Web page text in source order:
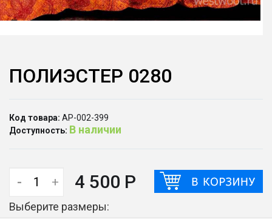
ПОЛИЭСТЕР 0280
Код товара: АР-002-399
Доступность: В наличии
- + 4 500 Р
Выберите размеры: